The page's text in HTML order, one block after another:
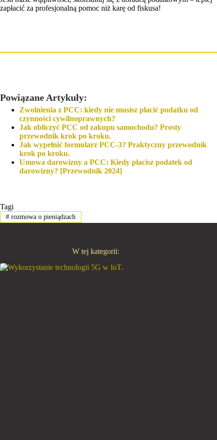
zapłacić za profesjonalną pomoc niż karę od fiskusa!
Powiązane Artykuły:
Zwolnienia z PCC: kiedy nie musisz płacić podatku od
czynności cywilnoprawnych?
Jak obliczyć PCC od zakupu samochodu? Prosty
przewodnik krok po kroku.
Jak wypełnić formularz PCC-3? Praktyczny przewodnik
krok po kroku.
Umowa darowizny a PCC: Kiedy płacisz podatek od
darowizny? [Przewodnik 2024]
Tagi
#rozmowa o pieniądzach
W tej kategorii: